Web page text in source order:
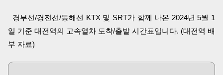
경부선/경전선/동해선 KTX 및 SRT가 함께 나온 2024년 5월 1
일 기준 대전역의 고속열차 도착/출발 시간표입니다. (대전역 배
부 자료)